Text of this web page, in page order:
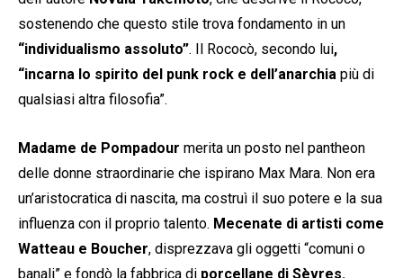
sostenendo che questo stile trova fondamento in un
“individualismo assoluto”. Il Rococò, secondo lui,
“incarna lo spirito del punk rock e dell’anarchia più di
qualsiasi altra filosofia”.
Madame de Pompadour merita un posto nel pantheon
delle donne straordinarie che ispirano Max Mara. Non era
un’aristocratica di nascita, ma costruì il suo potere e la sua
influenza con il proprio talento. Mecenate di artisti come
Watteau e Boucher, disprezzava gli oggetti “comuni o
banali” e fondò la fabbrica di porcellane di Sèvres.